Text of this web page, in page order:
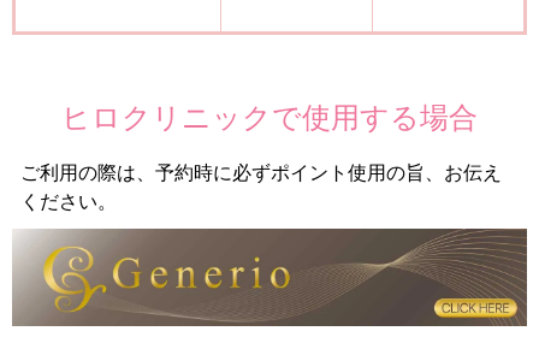
ヒロクリニックで使用する場合
ご利用の際は、予約時に必ずポイント使用の旨、お伝え
ください。